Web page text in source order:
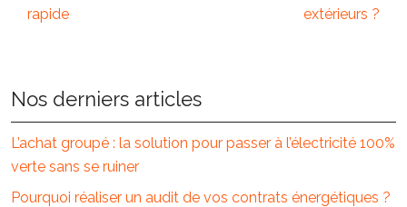
rapide
extérieurs ?
Nos derniers articles
L’achat groupé : la solution pour passer à l’électricité 100%
verte sans se ruiner
Pourquoi réaliser un audit de vos contrats énergétiques ?